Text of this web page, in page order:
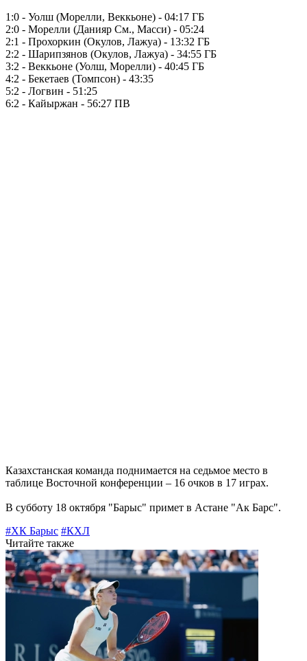
1:0 - Уолш (Морелли, Веккьоне) - 04:17 ГБ
2:0 - Морелли (Данияр См., Масси) - 05:24
2:1 - Прохоркин (Окулов, Лажуа) - 13:32 ГБ
2:2 - Шарипзянов (Окулов, Лажуа) - 34:55 ГБ
3:2 - Веккьоне (Уолш, Морелли) - 40:45 ГБ
4:2 - Бекетаев (Томпсон) - 43:35
5:2 - Логвин - 51:25
6:2 - Кайыржан - 56:27 ПВ
Казахстанская команда поднимается на седьмое место в
таблице Восточной конференции – 16 очков в 17 играх.
В субботу 18 октября "Барыс" примет в Астане "Ак Барс".
#ХК Барыс #КХЛ
Читайте также